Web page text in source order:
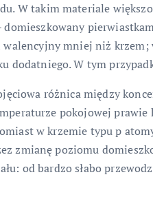
W takim materiale
domieszkowany
mniej niż krzem;
dodatniego. W tym
różnica między
pokojowej
w krzemie typu p
zmianę poziomu
od bardzo słabo